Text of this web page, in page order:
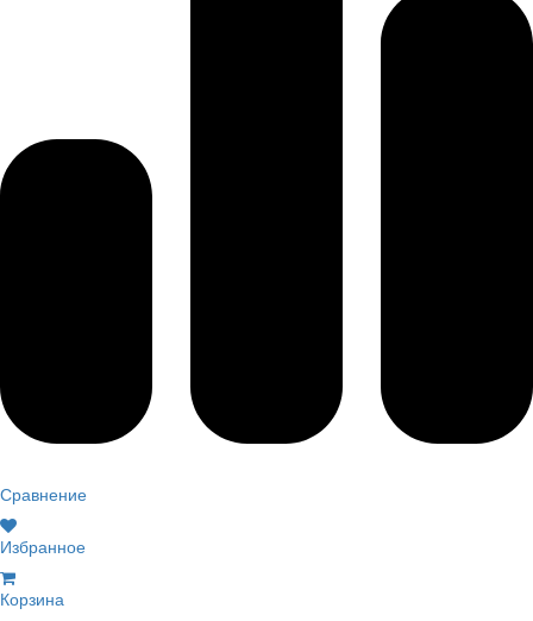
Сравнение
Избранное
Корзина